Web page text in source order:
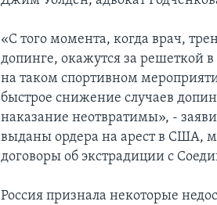
«С того момента, когда врач,
допинге, окажутся за решеткой
на таком спортивном
быстрое снижение случаев
наказание неотвратимы», -
выданы ордера на арест в США,
договоры об экстрадиции с
Россия признала некоторые